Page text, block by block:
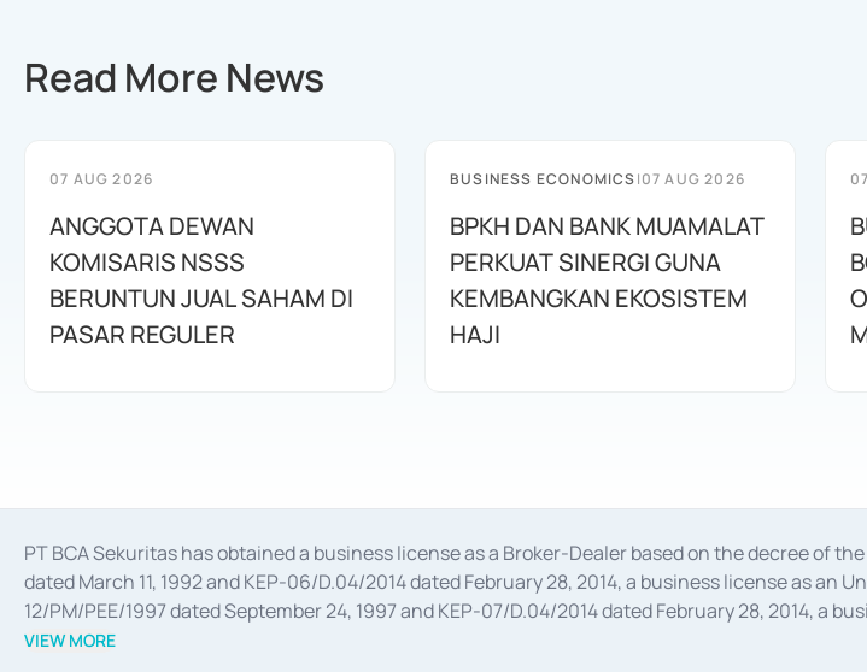
Read More News
07 AUG 2026
ANGGOTA DEWAN
KOMISARIS NSSS
BERUNTUN JUAL SAHAM DI
PASAR REGULER
BUSINESS ECONOMICS|07 AUG 2026
BPKH DAN BANK MUAMALAT
PERKUAT SINERGI GUNA
KEMBANGKAN EKOSISTEM
HAJI
PT BCA Sekuritas has obtained a business license as a Broker-Dealer based on the decree of
dated March 11, 1992 and KEP-06/D.04/2014 dated February 28, 2014, a business license as
12/PM/PEE/1997 dated September 24, 1997 and KEP-07/D.04/2014 dated February 28, 2014, a
divestments, and joint ventures based on the decree of the Financial Services Authority Number
VIEW MORE